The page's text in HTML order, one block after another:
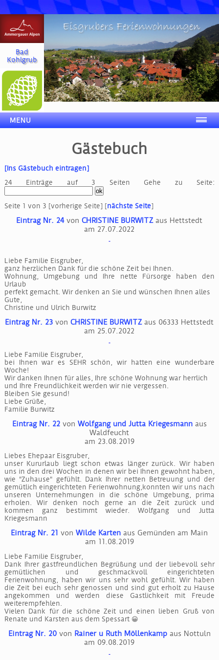
Bad
Kohlgrub
Eisgrubers Ferienwohnungen
MENU
Gästebuch
[Ins Gästebuch eintragen]
24 Einträge auf 3 Seiten
Gehe zu Seite:
Seite 1 von 3 [vorherige Seite] [nächste Seite]
Eintrag Nr. 24vonCHRISTINE BURWITZ aus Hettstedt
am 27.07.2022
Liebe Familie Eisgruber,
ganz herzlichen Dank für die schöne Zeit bei Ihnen.
Wohnung, Umgebung und Ihre nette Fürsorge haben den
Urlaub
perfekt gemacht. Wir denken an Sie und wünschen Ihnen alles
Gute,
Christine und Ulrich Burwitz
Eintrag Nr. 23 vonCHRISTINE BURWITZ aus 06333 Hettstedt
am 25.07.2022
Liebe Familie Eisgruber,
bei Ihnen war es SEHR schön, wir hatten eine wunderbare
Woche!
Wir danken Ihnen für alles, Ihre schöne Wohnung war herrlich
und Ihre Freundlichkeit werden wir nie vergessen.
Bleiben Sie gesund!
Liebe Grüße,
Familie Burwitz
Eintrag Nr. 22von Wolfgang und Jutta Kriegesmann aus
Waldfeucht
am 23.08.2019
Liebes Ehepaar Eisgruber,
unser Kururlaub liegt schon etwas länger zurück. Wir haben
uns in den drei Wochen in denen wir bei Ihnen gewohnt haben,
wie "Zuhause" gefühlt. Dank Ihrer netten Betreuung und der
gemütlich eingerichteten Ferienwohnung,konnten wir uns nach
unseren Unternehmungen in die schöne Umgebung, prima
erholen. Wir denken noch gerne an die Zeit zurück und
kommen ganz bestimmt wieder. Wolfgang und Jutta
Kriegesmann
Eintrag Nr. 21 vonWilde Kartenaus Gemünden am Main
am 11.08.2019
Liebe Familie Eisgruber,
Dank Ihrer gastfreundlichen Begrüßung und der liebevoll sehr
gemütlichen und geschmackvoll eingerichteten
Ferienwohnung, haben wir uns sehr wohl gefühlt. Wir haben
die Zeit bei euch sehr genossen und sind gut erholt zu Hause
angekommen und werden diese Gastlichkeit mit Freude
weiterempfehlen.
Vielen Dank für die schöne Zeit und einen lieben Gruß von
Renate und Karsten aus dem Spessart 😀
Eintrag Nr. 20von Rainer u Ruth Möllenkamp aus Nottuln
am 09.08.2019